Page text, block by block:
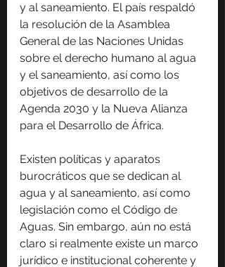
y al saneamiento. El país respaldó
la resolución de la Asamblea
General de las Naciones Unidas
sobre el derecho humano al agua
y el saneamiento, así como los
objetivos de desarrollo de la
Agenda 2030 y la Nueva Alianza
para el Desarrollo de África.
Existen políticas y aparatos
burocráticos que se dedican al
agua y al saneamiento, así como
legislación como el Código de
Aguas. Sin embargo, aún no está
claro si realmente existe un marco
jurídico e institucional coherente y